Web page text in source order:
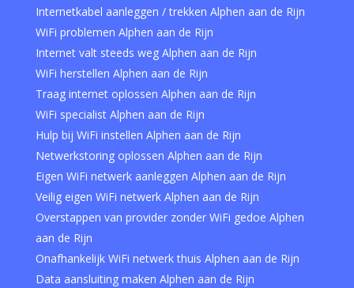
Internetkabel aanleggen / trekken Alphen aan de Rijn
WiFi problemen Alphen aan de Rijn
Internet valt steeds weg Alphen aan de Rijn
WiFi herstellen Alphen aan de Rijn
Traag internet oplossen Alphen aan de Rijn
WiFi specialist Alphen aan de Rijn
Hulp bij WiFi instellen Alphen aan de Rijn
Netwerkstoring oplossen Alphen aan de Rijn
Eigen WiFi netwerk aanleggen Alphen aan de Rijn
Veilig eigen WiFi netwerk Alphen aan de Rijn
Overstappen van provider zonder WiFi gedoe Alphen
aan de Rijn
Onafhankelijk WiFi netwerk thuis Alphen aan de Rijn
Data aansluiting maken Alphen aan de Rijn